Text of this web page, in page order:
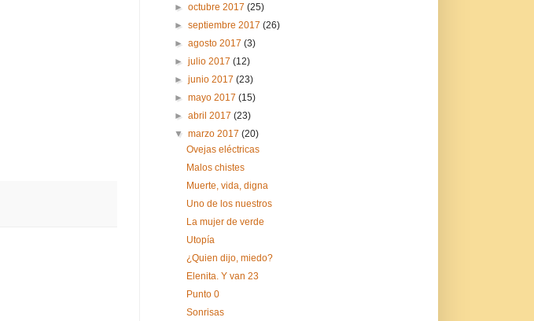
►octubre 2017(25)
►septiembre 2017(26)
►agosto 2017(3)
►julio 2017(12)
►junio 2017(23)
►mayo 2017(15)
►abril 2017(23)
▼marzo 2017(20)
Ovejas eléctricas
Malos chistes
Muerte, vida, digna
Uno de los nuestros
La mujer de verde
Utopía
¿Quien dijo, miedo?
Elenita. Y van 23
Punto 0
Sonrisas